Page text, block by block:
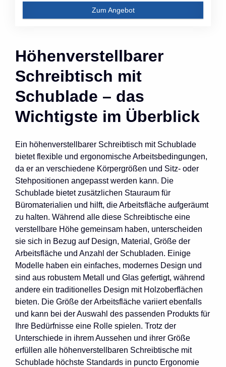
Zum Angebot
Höhenverstellbarer
Schreibtisch mit
Schublade – das
Wichtigste im Überblick
Ein höhenverstellbarer Schreibtisch mit Schublade
bietet flexible und ergonomische Arbeitsbedingungen,
da er an verschiedene Körpergrößen und Sitz- oder
Stehpositionen angepasst werden kann. Die
Schublade bietet zusätzlichen Stauraum für
Büromaterialien und hilft, die Arbeitsfläche aufgeräumt
zu halten. Während alle diese Schreibtische eine
verstellbare Höhe gemeinsam haben, unterscheiden
sie sich in Bezug auf Design, Material, Größe der
Arbeitsfläche und Anzahl der Schubladen. Einige
Modelle haben ein einfaches, modernes Design und
sind aus robustem Metall und Glas gefertigt, während
andere ein traditionelles Design mit Holzoberflächen
bieten. Die Größe der Arbeitsfläche variiert ebenfalls
und kann bei der Auswahl des passenden Produkts für
Ihre Bedürfnisse eine Rolle spielen. Trotz der
Unterschiede in ihrem Aussehen und ihrer Größe
erfüllen alle höhenverstellbaren Schreibtische mit
Schublade höchste Standards in puncto Ergonomie